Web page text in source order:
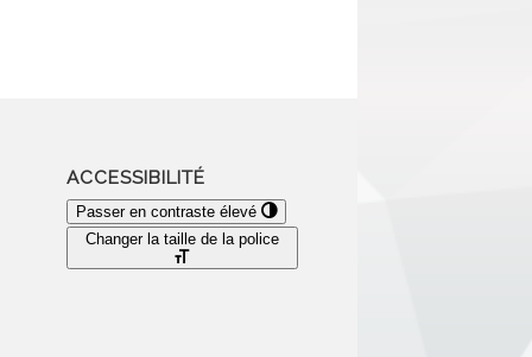
ACCESSIBILITÉ
Passer en contraste élevé
Changer la taille de la police